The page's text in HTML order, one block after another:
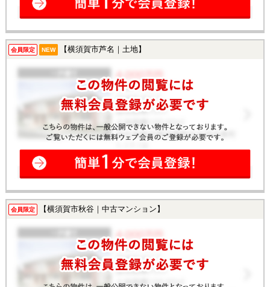
会員限定 NEW 【横須賀市芦名｜土地】
会員限定 【横須賀市秋谷｜中古マンション】